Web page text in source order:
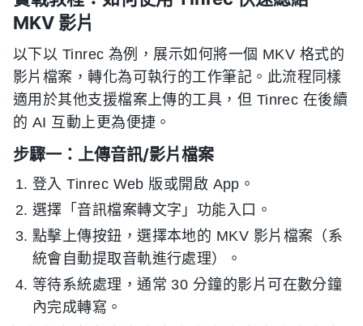
MKV 影片
以下以 Tinrec 為例，展示如何將一個 MKV 格式的
影片檔案，轉化為可執行的工作筆記。此流程同樣
適用於其他支援檔案上傳的工具，但 Tinrec 在後續
的 AI 互動上更為便捷。
步驟一：上傳音訊/影片檔案
登入 Tinrec Web 版或開啟 App。
選擇「音訊檔案轉文字」功能入口。
點擊上傳按鈕，選擇本地的 MKV 影片檔案（系
統會自動提取音軌進行處理）。
等待系統處理，通常 30 分鐘的影片可在數分鐘
內完成轉寫。